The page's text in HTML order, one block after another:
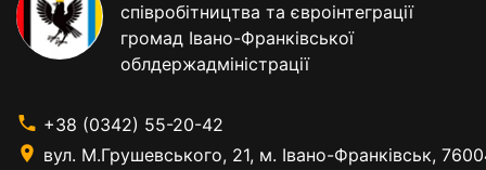
співробітництва та євроінтеграції
громад Івано-Франківської
облдержадміністрації
+38 (0342) 55-20-42
вул. М.Грушевського, 21, м. Івано-Франківськ,